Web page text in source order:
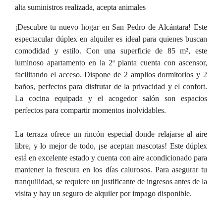
alta suministros realizada, acepta animales
¡Descubre tu nuevo hogar en San Pedro de Alcántara! Este
espectacular dúplex en alquiler es ideal para quienes buscan
comodidad y estilo. Con una superficie de 85 m², este
luminoso apartamento en la 2ª planta cuenta con ascensor,
facilitando el acceso. Dispone de 2 amplios dormitorios y 2
baños, perfectos para disfrutar de la privacidad y el confort.
La cocina equipada y el acogedor salón son espacios
perfectos para compartir momentos inolvidables.
La terraza ofrece un rincón especial donde relajarse al aire
libre, y lo mejor de todo, ¡se aceptan mascotas! Este dúplex
está en excelente estado y cuenta con aire acondicionado para
mantener la frescura en los días calurosos. Para asegurar tu
tranquilidad, se requiere un justificante de ingresos antes de la
visita y hay un seguro de alquiler por impago disponible.